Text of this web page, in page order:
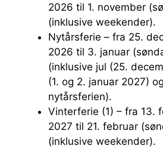
2026 til 1. november
(inklusive weekender).
Nytårsferie – fra 25. december (fredag)
2026 til 3. januar
(inklusive jul (25.
(1. og 2. januar 2027)
nytårsferien).
Vinterferie (1) – fra 13. februar (lørdag)
2027 til 21. februar
(inklusive weekender).